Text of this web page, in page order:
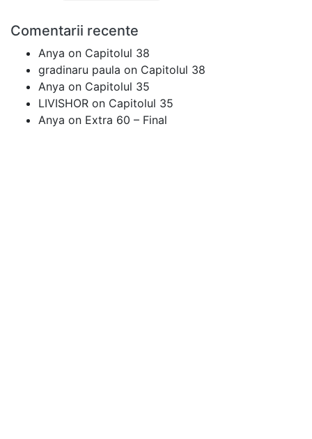
Comentarii recente
Anya on Capitolul 38
gradinaru paula on Capitolul 38
Anya on Capitolul 35
LIVISHOR on Capitolul 35
Anya on Extra 60 – Final